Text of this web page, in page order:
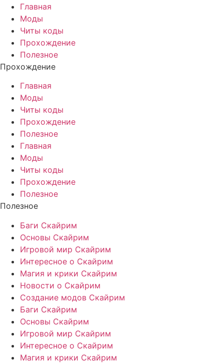
Главная
Моды
Читы коды
Прохождение
Полезное
Прохождение
Главная
Моды
Читы коды
Прохождение
Полезное
Главная
Моды
Читы коды
Прохождение
Полезное
Полезное
Баги Скайрим
Основы Скайрим
Игровой мир Скайрим
Интересное о Скайрим
Магия и крики Скайрим
Новости о Скайрим
Создание модов Скайрим
Баги Скайрим
Основы Скайрим
Игровой мир Скайрим
Интересное о Скайрим
Магия и крики Скайрим